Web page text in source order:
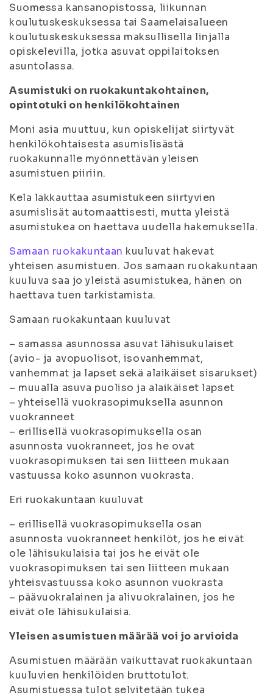
Suomessa kansanopistossa, liikunnan
koulutuskeskuksessa tai Saamelaisalueen
koulutuskeskuksessa maksullisella linjalla
opiskelevilla, jotka asuvat oppilaitoksen
asuntolassa.
Asumistuki on ruokakuntakohtainen,
opintotuki on henkilökohtainen
Moni asia muuttuu, kun opiskelijat siirtyvät
henkilökohtaisesta asumislisästä
ruokakunnalle myönnettävän yleisen
asumistuen piiriin.
Kela lakkauttaa asumistukeen siirtyvien
asumislisät automaattisesti, mutta yleistä
asumistukea on haettava uudella hakemuksella.
Samaan ruokakuntaan kuuluvat hakevat
yhteisen asumistuen. Jos samaan ruokakuntaan
kuuluva saa jo yleistä asumistukea, hänen on
haettava tuen tarkistamista.
Samaan ruokakuntaan kuuluvat
– samassa asunnossa asuvat lähisukulaiset
(avio- ja avopuolisot, isovanhemmat,
vanhemmat ja lapset sekä alaikäiset sisarukset)
– muualla asuva puoliso ja alaikäiset lapset
– yhteisellä vuokrasopimuksella asunnon
vuokranneet
– erillisellä vuokrasopimuksella osan
asunnosta vuokranneet, jos he ovat
vuokrasopimuksen tai sen liitteen mukaan
vastuussa koko asunnon vuokrasta.
Eri ruokakuntaan kuuluvat
– erillisellä vuokrasopimuksella osan
asunnosta vuokranneet henkilöt, jos he eivät
ole lähisukulaisia tai jos he eivät ole
vuokrasopimuksen tai sen liitteen mukaan
yhteisvastuussa koko asunnon vuokrasta
– päävuokralainen ja alivuokralainen, jos he
eivät ole lähisukulaisia.
Yleisen asumistuen määrää voi jo arvioida
Asumistuen määrään vaikuttavat ruokakuntaan
kuuluvien henkilöiden bruttotulot.
Asumistuessa tulot selvitetään tukea